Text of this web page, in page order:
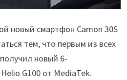
новый смартфон Camon 30S
тем, что первым из всех
новый 6-
G100 от MediaTek.